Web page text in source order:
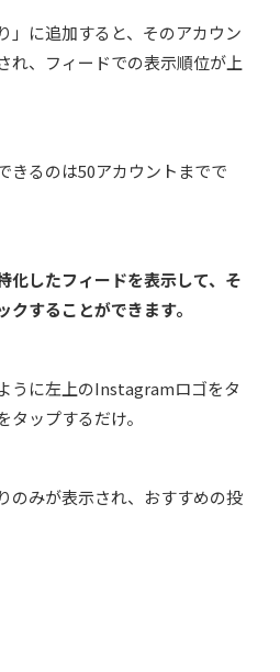
」に追加すると、そのアカウン
れ、フィードでの表示順位が上
きるのは50アカウントまでで
化したフィードを表示して、そ
することができます。
うに左上のInstagramロゴをタ
ップするだけ。
のみが表示され、おすすめの投